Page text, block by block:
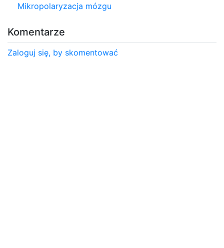
Mikropolaryzacja mózgu
Komentarze
Zaloguj się, by skomentować